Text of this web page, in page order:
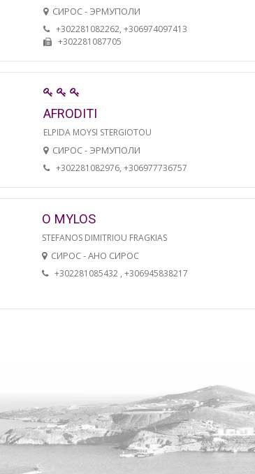
СИРОС - ЭРМУПОЛИ
+302281082262, +306974097413
+302281087705
AFRODITI
ELPIDA MOYSI STERGIOTOU
СИРОС - ЭРМУПОЛИ
+302281082976, +306977736757
O MYLOS
STEFANOS DIMITRIOU FRAGKIAS
СИРОС - АНО СИРОС
+302281085432 , +306945838217